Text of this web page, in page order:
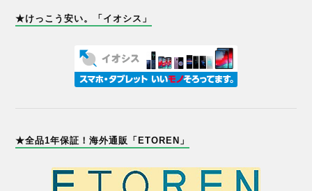
★けっこう安い。「イオシス」
★全品1年保証！海外通販「ETOREN」